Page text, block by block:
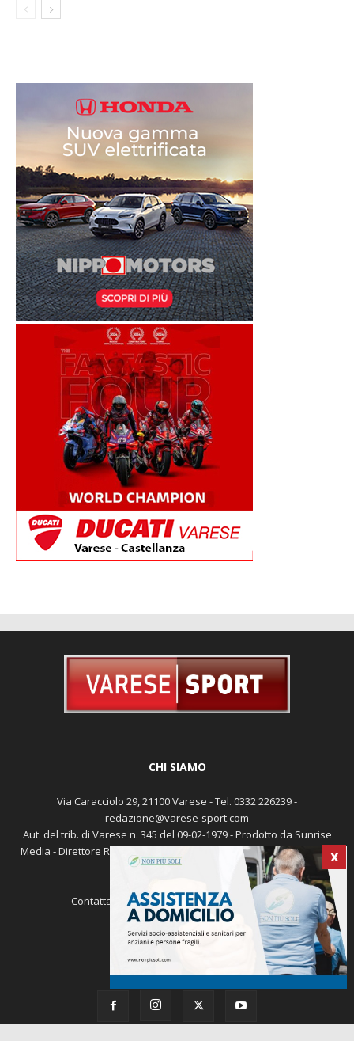
X
CHI SIAMO
Via Caracciolo 29, 21100 Varese - Tel. 0332 226239 -
redazione@varese-sport.com
Aut. del trib. di Varese n. 345 del 09-02-1979 - Prodotto da Sunrise
Media - Direttore Responsabile: Michele Marocco -Cookie policy
Pubblicità
Contattaci: redazione@varese-sport.com
SEGUICI